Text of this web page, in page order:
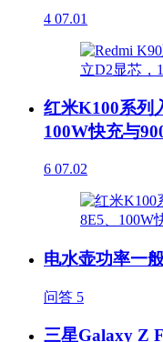
4 07.01
红米K100系列
100W快充与
6 07.02
电水壶功率一
问答 5
三星Galaxy Z